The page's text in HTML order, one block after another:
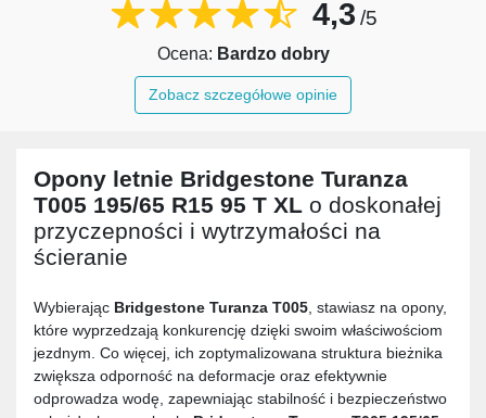
4,3 /5
Ocena: Bardzo dobry
Zobacz szczegółowe opinie
Opony letnie Bridgestone Turanza
T005 195/65 R15 95 T XL o doskonałej
przyczepności i wytrzymałości na
ścieranie
Wybierając Bridgestone Turanza T005, stawiasz na opony,
które wyprzedzają konkurencję dzięki swoim właściwościom
jezdnym. Co więcej, ich zoptymalizowana struktura bieżnika
zwiększa odporność na deformacje oraz efektywnie
odprowadza wodę, zapewniając stabilność i bezpieczeństwo